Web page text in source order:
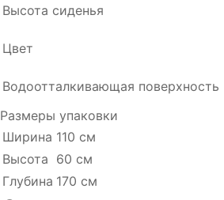
Высота сиденья
Цвет
Водоотталкивающая поверхность
Размеры упаковки
Ширина 110 см
Высота 60 см
Глубина 170 см